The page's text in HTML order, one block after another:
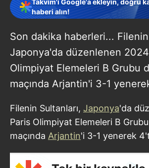
haberi alın!
Son dakika haberleri... Filenin
Japonya'da düzenlenen
Olimpiyat Elemeleri B Grubu
maçında Arjantin'i 3-1
Filenin Sultanları, Japonya'da
Paris Olimpiyat Elemeleri B
maçında Arjantin'i 3-1 yenerek